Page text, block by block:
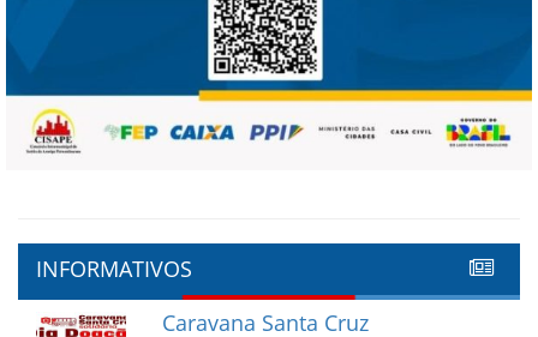
INFORMATIVOS
Caravana Santa Cruz